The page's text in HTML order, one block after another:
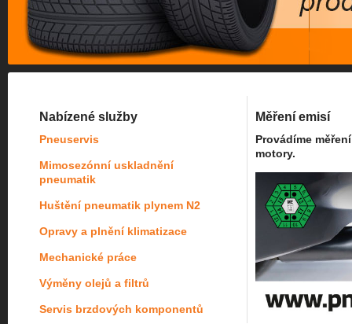
Nabízené služby
Pneuservis
Mimosezónní uskladnění
pneumatik
Huštění pneumatik plynem N2
Opravy a plnění klimatizace
Mechanické práce
Výměny olejů a filtrů
Servis brzdových komponentů
Měření emisí
Provádíme
motory.